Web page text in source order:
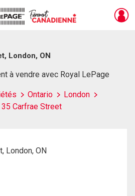
London, ON
à vendre avec Royal LePage
Ontario
London
35 Carfrae Street